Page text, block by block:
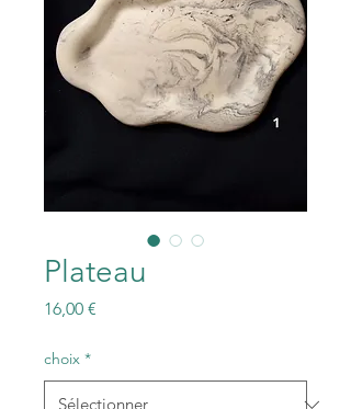
Plateau
16,00 €
choix *